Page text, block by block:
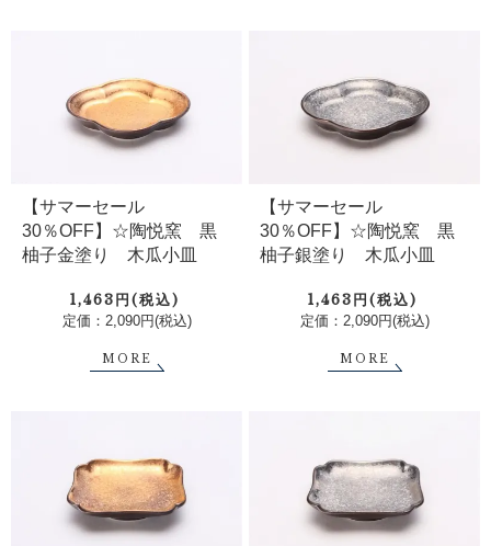
【サマーセール
30％OFF】☆陶悦窯 黒
柚子金塗り 木瓜小皿
1,463円(税込)
定価：2,090円(税込)
MORE
【サマーセール
30％OFF】☆陶悦窯 黒
柚子銀塗り 木瓜小皿
1,463円(税込)
定価：2,090円(税込)
MORE